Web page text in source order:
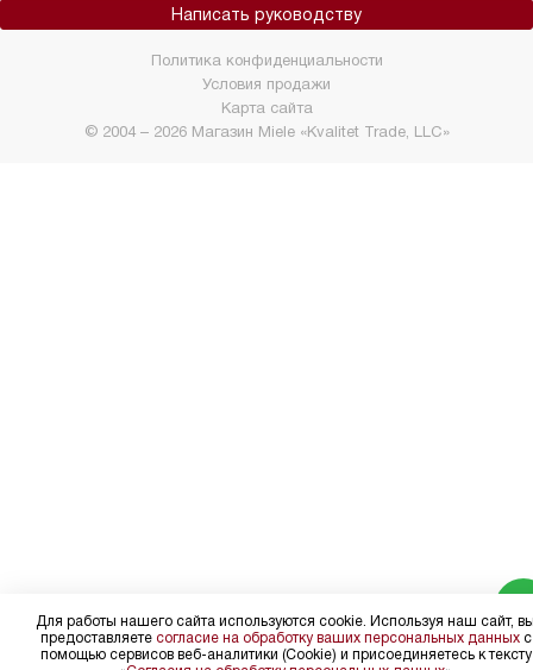
Написать руководству
© 2004 – 2026 Магазин Miele «Kvalitet Trade, LLC»
Политика конфиденциальности
Условия продажи
Карта сайта
Для работы нашего сайта используются cookie. Используя наш сайт,
предоставляете согласие на обработку ваших персональных данныхс
помощью сервисов веб-аналитики (Cookie) и присоединяетесь к тексту